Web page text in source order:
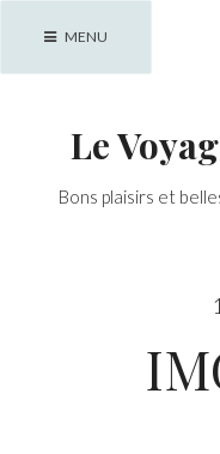
MENU
Le
Bons plaisirs et